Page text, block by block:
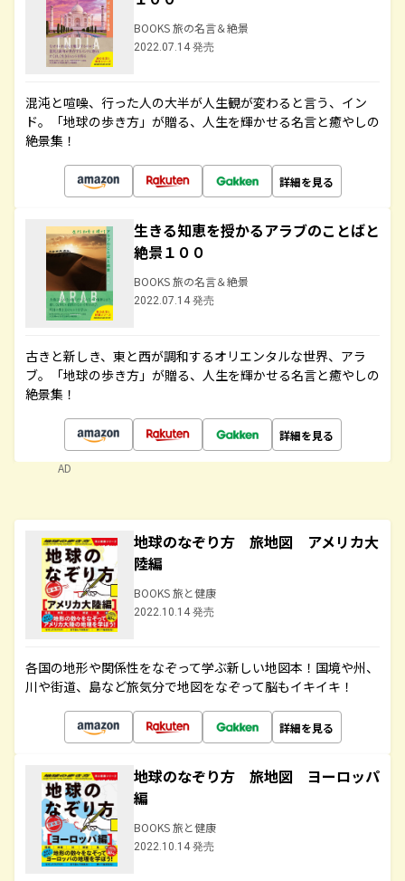
BOOKS 旅の名言＆絶景
2022.07.14 発売
混沌と喧噪、行った人の大半が人生観が変わると言う、イン
ド。「地球の歩き方」が贈る、人生を輝かせる名言と癒やしの
絶景集！
詳細を見る
生きる知恵を授かるアラブのことばと
絶景１００
BOOKS 旅の名言＆絶景
2022.07.14 発売
古きと新しき、東と西が調和するオリエンタルな世界、アラ
ブ。「地球の歩き方」が贈る、人生を輝かせる名言と癒やしの
絶景集！
詳細を見る
AD
地球のなぞり方 旅地図 アメリカ大
陸編
BOOKS 旅と健康
2022.10.14 発売
各国の地形や関係性をなぞって学ぶ新しい地図本！国境や州、
川や街道、島など旅気分で地図をなぞって脳もイキイキ！
詳細を見る
地球のなぞり方 旅地図 ヨーロッパ
編
BOOKS 旅と健康
2022.10.14 発売